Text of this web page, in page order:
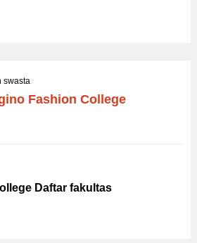
Fashion College
Daftar fakultas